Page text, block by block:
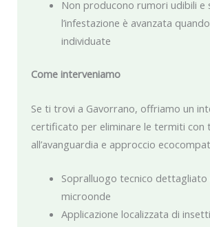
Non producono rumori udibili e
l’infestazione è avanzata
individuate
Come interveniamo
Se ti trovi a Gavorrano, offriamo un
certificato per eliminare le termiti con
all’avanguardia e approccio
Sopralluogo tecnico dettagliato
microonde
Applicazione localizzata di